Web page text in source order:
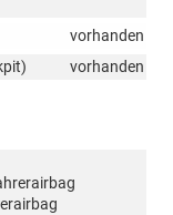
vorhanden
vorhanden